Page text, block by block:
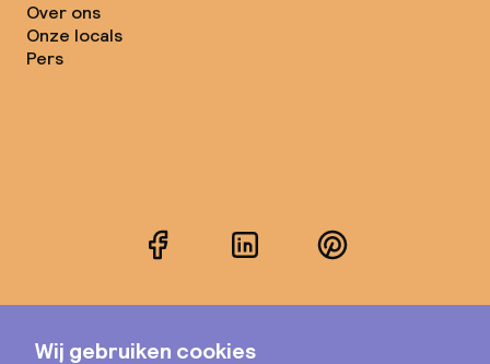
Over ons
Onze locals
Pers
FacebookLinkedInPinterest
Instagram